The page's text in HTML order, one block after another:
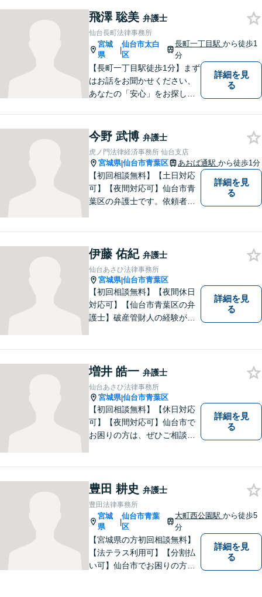
たる事件も、受任可能です。
お気軽にご相談ください。
飛澤 聡美 弁護士
仙台長町法律事務所
宮城
県
|
仙台市太白
区
長町一丁目駅から徒歩1
分
【長町一丁目駅徒歩1分】まず
はお話をお聞かせください、
あなたの「安心」をお探しし
です。解決のためのお手伝い
をいたしますので、悩んでい
らっしゃることをお聞かせく
ださい。
詳細を見
る
今野 武博 弁護士
虎ノ門法律経済事務所 仙台支店
宮城県|仙台市青葉区 あおば通駅 から徒歩1分
【初回相談無料】【土日対応
可】【夜間対応可】仙台市青
葉区の弁護士です。依頼者様
詳細を見
る
伊藤 佑紀 弁護士
仙台あさひ法律事務所
宮城県|仙台市青葉区
【初回相談無料】【夜間休日
対応可】【仙台市青葉区の弁
護士】破産管財人の経験があ
詳細を見
る
増井 皓一 弁護士
仙台あさひ法律事務所
宮城県|仙台市青葉区
【初回相談無料】【休日対応
可】【夜間対応可】仙台市で
お困りの方は、ぜひご相談く
詳細を見
る
豊田 耕史 弁護士
豊田法律事務所
宮城
県
|
仙台市青葉
区
大町西公園駅から徒歩5
分
【宮城県の方初回相談無料】
【法テラス利用可】【分割払
い可】仙台市でお困りの方
詳細を見
る